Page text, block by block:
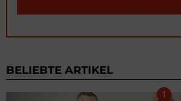
BELIEBTE ARTIKEL